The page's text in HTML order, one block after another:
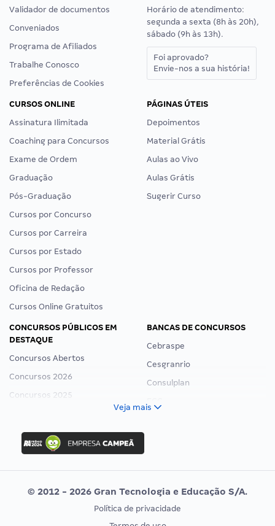
Validador de documentos
Conveniados
Programa de Afiliados
Trabalhe Conosco
Preferências de Cookies
Horário de atendimento:
segunda a sexta (8h às 20h),
sábado (9h às 13h).
Foi aprovado?
Envie-nos a sua história!
CURSOS ONLINE
Assinatura Ilimitada
Coaching para Concursos
Exame de Ordem
Graduação
Pós-Graduação
Cursos por Concurso
Cursos por Carreira
Cursos por Estado
Cursos por Professor
Oficina de Redação
Cursos Online Gratuitos
PÁGINAS ÚTEIS
Depoimentos
Material Grátis
Aulas ao Vivo
Aulas Grátis
Sugerir Curso
CONCURSOS PÚBLICOS EM
DESTAQUE
Concursos Abertos
Concursos 2026
Concursos 2025
Concurso Ibama
Concurso MPU
Editais publicados
BANCAS DE CONCURSOS
Cebraspe
Cesgranrio
Consulplan
Vunesp
CONCURSOS POR PROFISSÃO EXAME DE ORDEM
Veja mais
© 2012 - 2026 Gran Tecnologia e Educação S/A.
Política de privacidade